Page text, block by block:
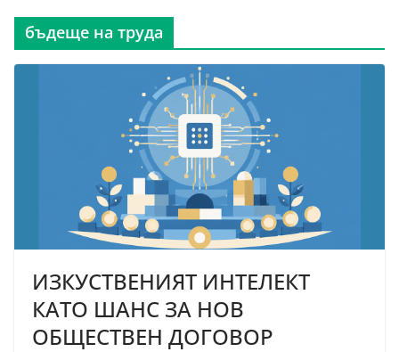
бъдеще на труда
ИЗКУСТВЕНИЯТ ИНТЕЛЕКТ
КАТО ШАНС ЗА НОВ
ОБЩЕСТВЕН ДОГОВОР